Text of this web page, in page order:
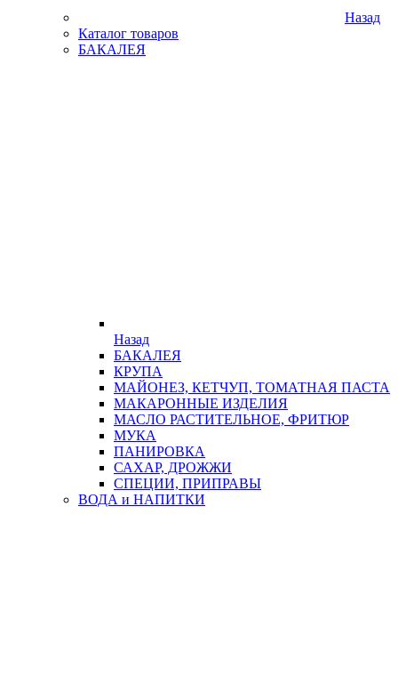
Назад
Каталог товаров
БАКАЛЕЯ
Назад
БАКАЛЕЯ
КРУПА
МАЙОНЕЗ, КЕТЧУП, ТОМАТНАЯ ПАСТА
МАКАРОННЫЕ ИЗДЕЛИЯ
МАСЛО РАСТИТЕЛЬНОЕ, ФРИТЮР
МУКА
ПАНИРОВКА
САХАР, ДРОЖЖИ
СПЕЦИИ, ПРИПРАВЫ
ВОДА и НАПИТКИ